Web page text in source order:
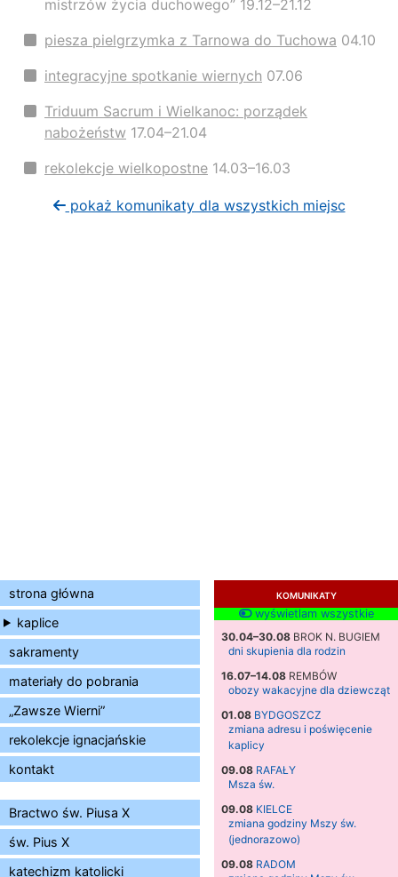
strona główna
kaplice
sakramenty
materiały do pobrania
„Zawsze Wierni”
rekolekcje ignacjańskie
kontakt
Bractwo św. Piusa X
św. Pius X
katechizm katolicki
KOMUNIKATY
wyświetlam wszystkie
30.04–30.08 BROK N. BUGIEM
dni skupienia dla rodzin
16.07–14.08 REMBÓW
obozy wakacyjne dla dziewcząt
01.08 BYDGOSZCZ
zmiana adresu i poświęcenie
kaplicy
09.08 RAFAŁY
Msza św.
09.08 KIELCE
zmiana godziny Mszy św.
(jednorazowo)
09.08 RADOM
mistrzów życia duchowego” 19.12–21.12
piesza pielgrzymka z Tarnowa do Tuchowa 04.10
integracyjne spotkanie wiernych 07.06
Triduum Sacrum i Wielkanoc: porządek
nabożeństw 17.04–21.04
rekolekcje wielkopostne 14.03–16.03
pokaż komunikaty dla wszystkich miejsc